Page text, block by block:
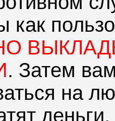
как
. Затем
на